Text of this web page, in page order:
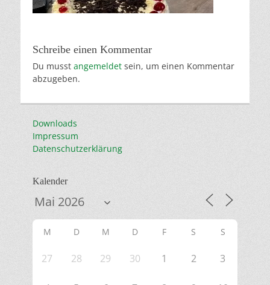
Schreibe einen Kommentar
Du musst angemeldet sein, um einen Kommentar
abzugeben.
Downloads
Impressum
Datenschutzerklärung
Kalender
M D M D F S S
27 28 29 30 1 2 3